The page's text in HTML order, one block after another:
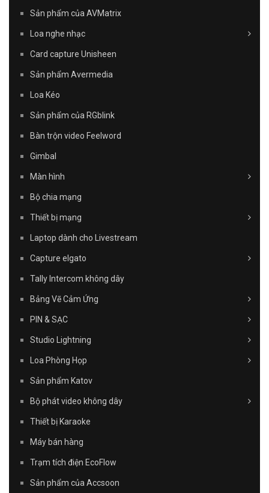
Sản phẩm của AVMatrix
Loa nghe nhạc
Card capture Unisheen
Sản phẩm Avermedia
Loa Kéo
Sản phẩm của RGblink
Bàn trộn video Feelword
Gimbal
Màn hình
Bộ chia mạng
Thiết bị mạng
Laptop dành cho Livestream
Capture elgato
Tally Intercom không dây
Bảng Vẽ Cảm Ứng
PIN & SẠC
Studio Lightning
Loa Phòng Họp
Sản phẩm Katov
Bộ phát video không dây
Thiết bị Karaoke
Máy bán hàng
Trạm tích điện EcoFlow
Sản phẩm của Accsoon